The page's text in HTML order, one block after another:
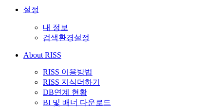
설정
내 정보
검색환경설정
About RISS
RISS 이용방법
RISS 지식더하기
DB연계 현황
BI 및 배너 다운로드